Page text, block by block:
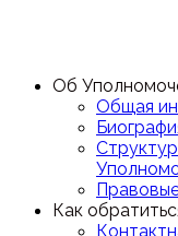
Об
Общая
Как